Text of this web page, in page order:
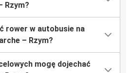
Rzym?
rower w autobusie na
– Rzym?
mogę dojechać